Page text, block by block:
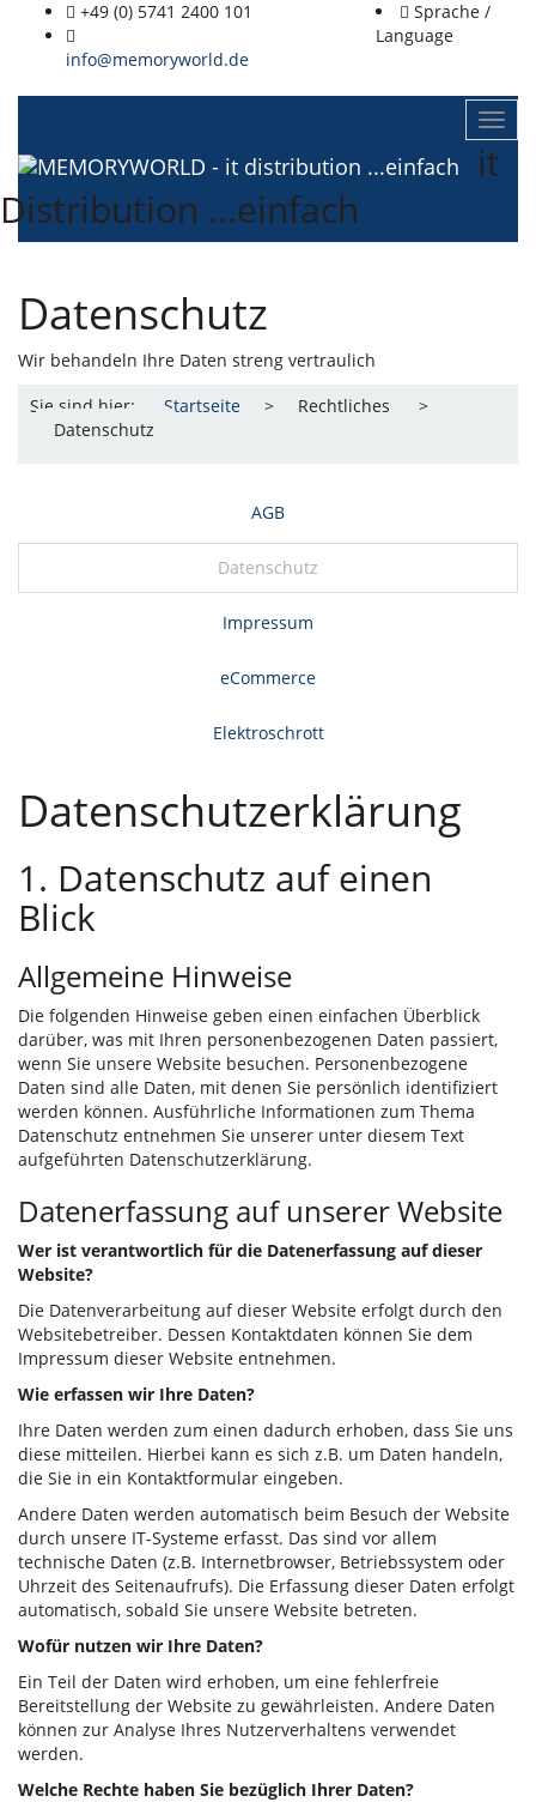
+49 (0) 5741 2400 101
info@memoryworld.de
Sprache /
Language
it
distribution
...einfach
it
Distribution ...einfach
Datenschutz
Wir behandeln Ihre Daten streng vertraulich
Sie sind hier:
Startseite > Rechtliches
>
Datenschutz
DatenschutzAGB
Datenschutz
Impressum
eCommerce
Elektroschrott
Datenschutzerklärung
1. Datenschutz auf einen
Blick
Allgemeine Hinweise
Die folgenden Hinweise geben einen einfachen Überblick
darüber, was mit Ihren personenbezogenen Daten passiert,
wenn Sie unsere Website besuchen. Personenbezogene
Daten sind alle Daten, mit denen Sie persönlich identifiziert
werden können. Ausführliche Informationen zum Thema
Datenschutz entnehmen Sie unserer unter diesem Text
aufgeführten Datenschutzerklärung.
Datenerfassung auf unserer Website
Wer ist verantwortlich für die Datenerfassung auf dieser
Website?
Die Datenverarbeitung auf dieser Website erfolgt durch den
Websitebetreiber. Dessen Kontaktdaten können Sie dem
Impressum dieser Website entnehmen.
Wie erfassen wir Ihre Daten?
Ihre Daten werden zum einen dadurch erhoben, dass Sie uns
diese mitteilen. Hierbei kann es sich z.B. um Daten handeln,
die Sie in ein Kontaktformular eingeben.
Andere Daten werden automatisch beim Besuch der Website
durch unsere IT-Systeme erfasst. Das sind vor allem
technische Daten (z.B. Internetbrowser, Betriebssystem oder
Uhrzeit des Seitenaufrufs). Die Erfassung dieser Daten erfolgt
automatisch, sobald Sie unsere Website betreten.
Wofür nutzen wir Ihre Daten?
Ein Teil der Daten wird erhoben, um eine fehlerfreie
Bereitstellung der Website zu gewährleisten. Andere Daten
können zur Analyse Ihres Nutzerverhaltens verwendet
werden.
Welche Rechte haben Sie bezüglich Ihrer Daten?